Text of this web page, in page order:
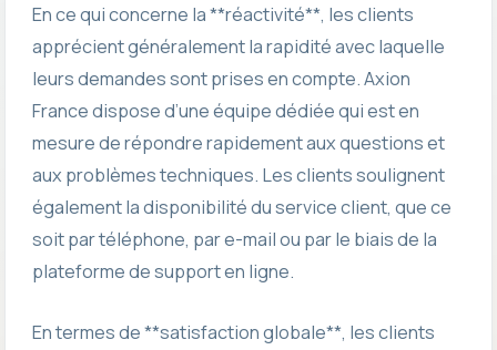
En ce qui concerne la **réactivité**, les clients
apprécient généralement la rapidité avec laquelle
leurs demandes sont prises en compte. Axion
France dispose d’une équipe dédiée qui est en
mesure de répondre rapidement aux questions et
aux problèmes techniques. Les clients soulignent
également la disponibilité du service client, que ce
soit par téléphone, par e-mail ou par le biais de la
plateforme de support en ligne.
En termes de **satisfaction globale**, les clients